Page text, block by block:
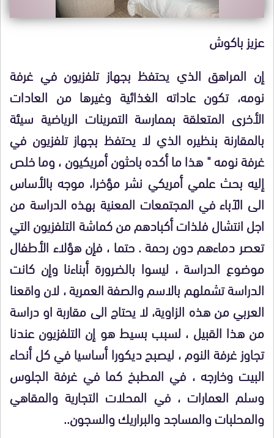
عزيز باكوش
إن المراهق الذي يحتفظ بجهاز تلفزيون في غرفة
نومه، تكون عاداته الغذائية وغيرها من العادات
الأخرى المتعلقة بممارسة التمرينات الرياضية سيئة
بالمقارنة بنظيره الذي لا يحتفظ بجهاز تلفزيون في
غرفة نومه " هذا ما أكده باحثون أمريكيون ، وما خلص
إليه بحث علمي أمريكي نشر مؤخرا، موجه بالأساس
الى الآباء في المجتمعات المعنية بهذه الدراسة من
اجل انتشال فلذات أكبادهم من كماشة التلفزيون التي
تعصر دماءهم دون رحمة . حتما ، فإن هؤلاء الأطفال
موضوع الدراسة ، ليسوا بالضرورة أبناءنا وإن كانت
الدراسة تشملهم بالاسم والصفة العمرية ، لان واقعنا
العربي من هذه الزاوية، لا يحتاج الى مقاربة او دراسة
من هذا القبيل ، لسبب بسيط هو إن التلفزيون عندنا
تجاوز غرفة النوم ، ليصبح ديكورا أساسيا في كل أنحاء
البيت وخارجه ، في المطبخ كما في غرفة الجلوس
وسلم العمارات ، في المحلات التجارية والمقاهي
والمحلبات والمساجد والبراريك والسجون..